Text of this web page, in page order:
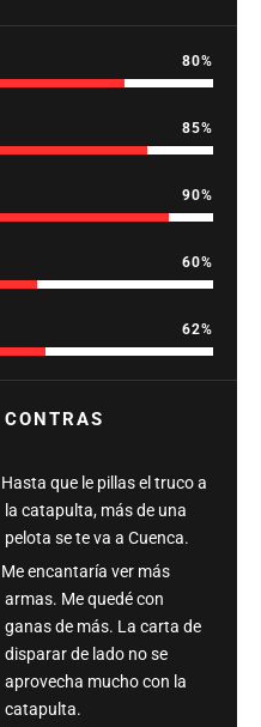
80
85
90
60
62
CONTRAS
Hasta que le pillas el truco a
la catapulta, más de una
pelota se te va a Cuenca.
Me encantaría ver más
armas. Me quedé con
ganas de más. La carta de
disparar de lado no se
aprovecha mucho con la
catapulta.